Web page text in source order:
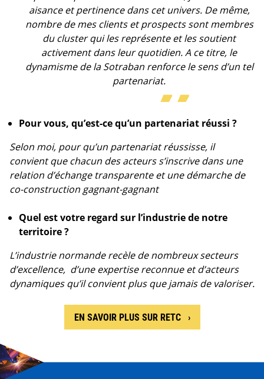
aisance et pertinence dans cet univers. De même,
nombre de mes clients et prospects sont membres
du cluster qui les représente et les soutient
activement dans leur quotidien. A ce titre, le
dynamisme de la Sotraban renforce le sens d’un tel
partenariat.
Pour vous, qu’est-ce qu’un partenariat réussi ?
Selon moi, pour qu’un partenariat réussisse, il
convient que chacun des acteurs s’inscrive dans une
relation d’échange transparente et une démarche de
co-construction gagnant-gagnant
Quel est votre regard sur l’industrie de notre
territoire ?
L’industrie normande recèle de nombreux secteurs
d’excellence, d’une expertise reconnue et d’acteurs
dynamiques qu’il convient plus que jamais de valoriser.
EN SAVOIR PLUS SUR RETC